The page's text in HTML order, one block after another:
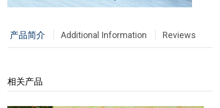
商业地产
体育会展
酒店娱乐
产品简介 Additional Information Reviews
相关产品